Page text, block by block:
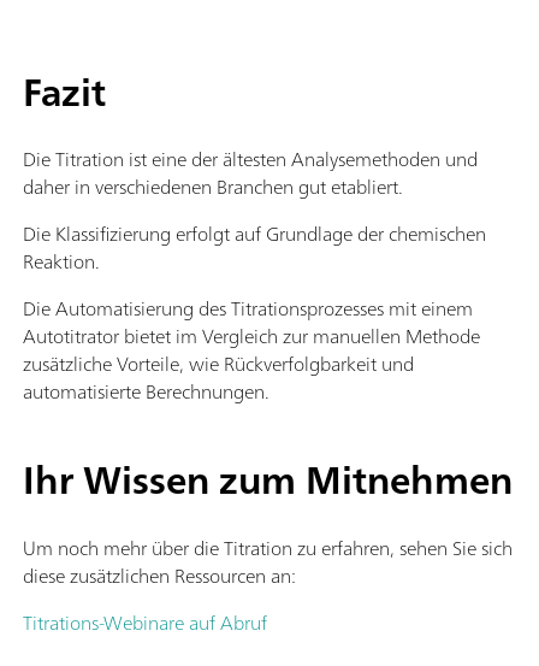
Fazit
Die Titration ist eine der ältesten Analysemethoden und
daher in verschiedenen Branchen gut etabliert.
Die Klassifizierung erfolgt auf Grundlage der chemischen
Reaktion.
Die Automatisierung des Titrationsprozesses mit einem
Autotitrator bietet im Vergleich zur manuellen Methode
zusätzliche Vorteile, wie Rückverfolgbarkeit und
automatisierte Berechnungen.
Ihr Wissen zum Mitnehmen
Um noch mehr über die Titration zu erfahren, sehen Sie sich
diese zusätzlichen Ressourcen an:
Titrations-Webinare auf Abruf